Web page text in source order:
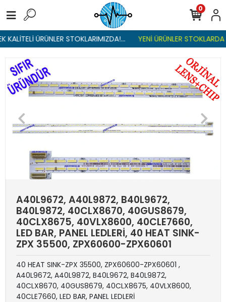
ÜRÜNLER STOKLARIMIZDA!... YENİ ÜRÜNLER STOKLARDA
0
A40L9672, A40L9872, B40L9672,
B40L9872, 40CLX8670, 40GUS8679,
40CLX8675, 40VLX8600, 40CLE7660,
LED BAR, PANEL LEDLERİ, 40 HEAT SINK-
ZPX 35500, ZPX60600-ZPX60601
40 HEAT SINK-ZPX 35500, ZPX60600-ZPX60601 ,
A40L9672, A40L9872, B40L9672, B40L9872,
40CLX8670, 40GUS8679, 40CLX8675, 40VLX8600,
40CLE7660, LED BAR, PANEL LEDLERİ